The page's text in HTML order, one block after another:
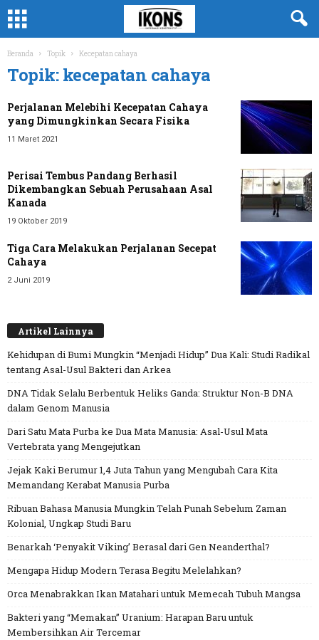
Beranda Topik Kecepatan cahaya
Topik: kecepatan cahaya
Perjalanan Melebihi Kecepatan Cahaya
yang Dimungkinkan Secara Fisika
11 Maret 2021
Perisai Tembus Pandang Berhasil
Dikembangkan Sebuah Perusahaan Asal
Kanada
19 Oktober 2019
Tiga Cara Melakukan Perjalanan Secepat
Cahaya
2 Juni 2019
Artikel Lainnya
Kehidupan di Bumi Mungkin “Menjadi Hidup” Dua Kali: Studi Radikal
tentang Asal-Usul Bakteri dan Arkea
DNA Tidak Selalu Berbentuk Heliks Ganda: Struktur Non-B DNA
dalam Genom Manusia
Dari Satu Mata Purba ke Dua Mata Manusia: Asal-Usul Mata
Vertebrata yang Mengejutkan
Jejak Kaki Berumur 1,4 Juta Tahun yang Mengubah Cara Kita
Memandang Kerabat Manusia Purba
Ribuan Bahasa Manusia Mungkin Telah Punah Sebelum Zaman
Kolonial, Ungkap Studi Baru
Benarkah ‘Penyakit Viking’ Berasal dari Gen Neanderthal?
Mengapa Hidup Modern Terasa Begitu Melelahkan?
Orca Menabrakkan Ikan Matahari untuk Memecah Tubuh Mangsa
Bakteri yang “Memakan” Uranium: Harapan Baru untuk
Membersihkan Air Tercemar